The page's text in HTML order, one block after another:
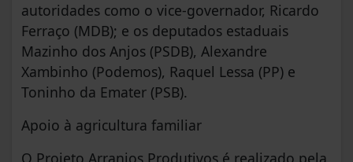
autoridades como o vice-governador, Ricardo
Ferraço (MDB); e os deputados estaduais
Mazinho dos Anjos (PSDB), Alexandre
Xambinho (Podemos), Raquel Lessa (PP) e
Toninho da Emater (PSB).
Apoio à agricultura familiar
O Projeto Arranjos Produtivos é realizado pela